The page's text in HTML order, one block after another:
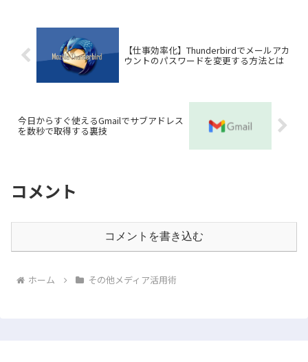
【仕事効率化】Thunderbirdでメールアカ
ウントのパスワードを変更する方法とは
今日からすぐ使えるGmailでサブアドレス
を数秒で取得する裏技
コメント
コメントを書き込む
ホーム その他メディア活用術